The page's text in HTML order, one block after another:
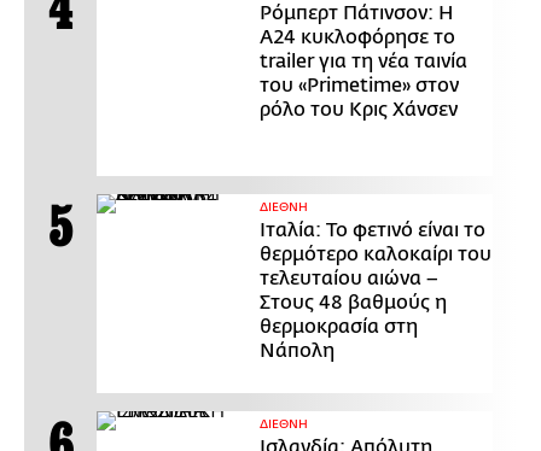
Ρόμπερτ Πάτινσον: Η
Α24 κυκλοφόρησε το
trailer για τη νέα ταινία
του «Primetime» στον
ρόλο του Κρις Χάνσεν
ΔΙΕΘΝΗ
Ιταλία: Το φετινό είναι το
θερμότερο καλοκαίρι του
τελευταίου αιώνα –
Στους 48 βαθμούς η
θερμοκρασία στη
Νάπολη
ΔΙΕΘΝΗ